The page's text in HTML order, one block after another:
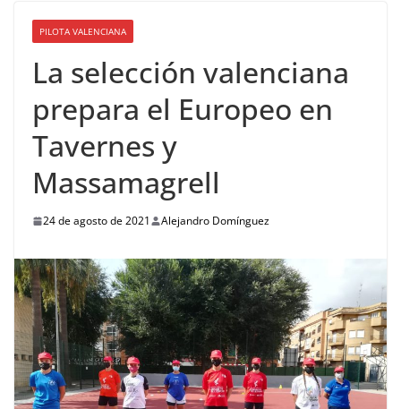
PILOTA VALENCIANA
La selección valenciana
prepara el Europeo en
Tavernes y
Massamagrell
24 de agosto de 2021 Alejandro Domínguez